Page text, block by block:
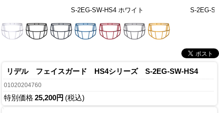
S-2EG-SW-HS4 ホワイト S-2EG-
リデル フェイスガード HS4シリーズ S-2EG-SW-HS4
01020204760
特別価格 25,200円 (税込)